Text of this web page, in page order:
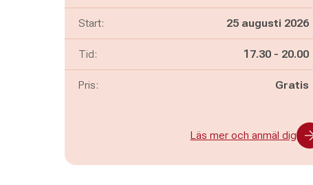
Start: 25 augusti 2026
Tid: Pågår mellan
17.30 - och
20.00
Pris: Gratis
Läs mer och anmäl dig